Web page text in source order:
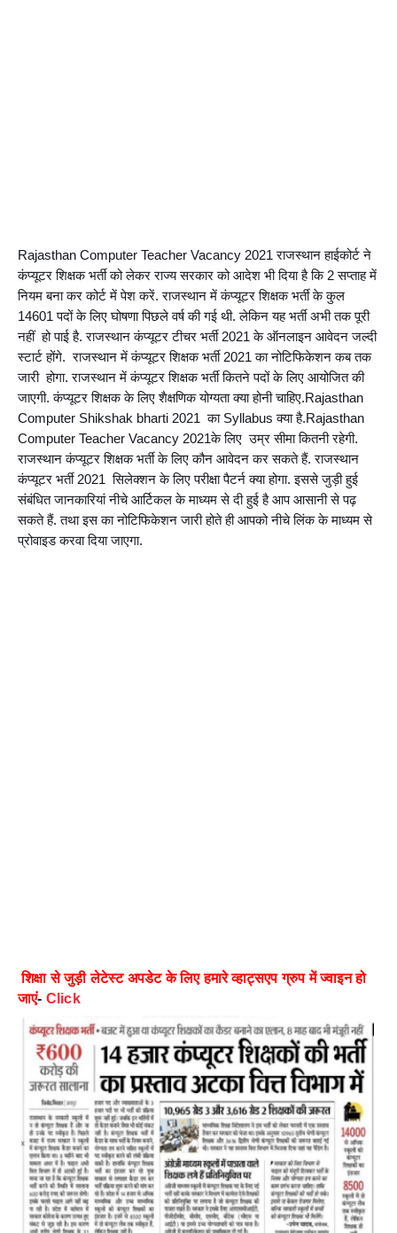
Rajasthan Computer Teacher Vacancy 2021 राजस्थान हाईकोर्ट ने
कंप्यूटर शिक्षक भर्ती को लेकर राज्य सरकार को आदेश भी दिया है कि 2 सप्ताह में
नियम बना कर कोर्ट में पेश करें. राजस्थान में कंप्यूटर शिक्षक भर्ती के कुल
14601 पदों के लिए घोषणा पिछले वर्ष की गई थी. लेकिन यह भर्ती अभी तक पूरी
नहीं  हो पाई है. राजस्थान कंप्यूटर टीचर भर्ती 2021 के ऑनलाइन आवेदन जल्दी
स्टार्ट होंगे.  राजस्थान में कंप्यूटर शिक्षक भर्ती 2021 का नोटिफिकेशन कब तक
जारी  होगा. राजस्थान में कंप्यूटर शिक्षक भर्ती कितने पदों के लिए आयोजित की
जाएगी. कंप्यूटर शिक्षक के लिए शैक्षणिक योग्यता क्या होनी चाहिए.Rajasthan
Computer Shikshak bharti 2021  का Syllabus क्या है.Rajasthan
Computer Teacher Vacancy 2021के लिए  उम्र सीमा कितनी रहेगी.
राजस्थान कंप्यूटर शिक्षक भर्ती के लिए कौन आवेदन कर सकते हैं. राजस्थान
कंप्यूटर भर्ती 2021  सिलेक्शन के लिए परीक्षा पैटर्न क्या होगा. इससे जुड़ी हुई
संबंधित जानकारियां नीचे आर्टिकल के माध्यम से दी हुई है आप आसानी से पढ़
सकते हैं. तथा इस का नोटिफिकेशन जारी होते ही आपको नीचे लिंक के माध्यम से
प्रोवाइड करवा दिया जाएगा.
शिक्षा से जुड़ी लेटेस्ट अपडेट के लिए हमारे व्हाट्सएप ग्रुप में ज्वाइन हो
जाएं- Click